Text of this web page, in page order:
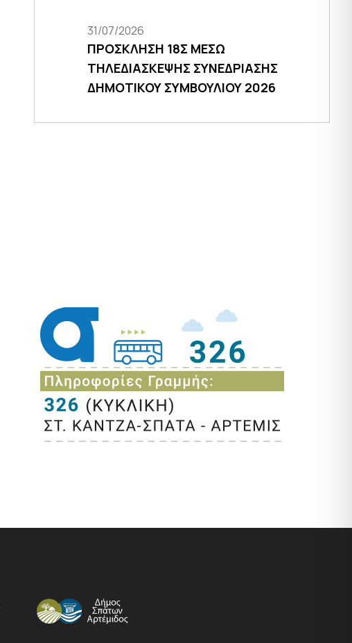
31/07/2026
ΠΡΟΣΚΛΗΣΗ 18Σ ΜΕΣΩ
ΤΗΛΕΔΙΑΣΚΕΨΗΣ ΣΥΝΕΔΡΙΑΣΗΣ
ΔΗΜΟΤΙΚΟΥ ΣΥΜΒΟΥΛΙΟΥ 2026